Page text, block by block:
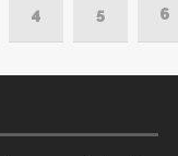
4 5 6